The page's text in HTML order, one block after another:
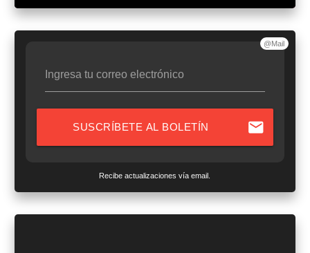
@Mail
Ingresa tu correo electrónico
SUSCRÍBETE AL BOLETÍN mail
Recibe actualizaciones vía email.